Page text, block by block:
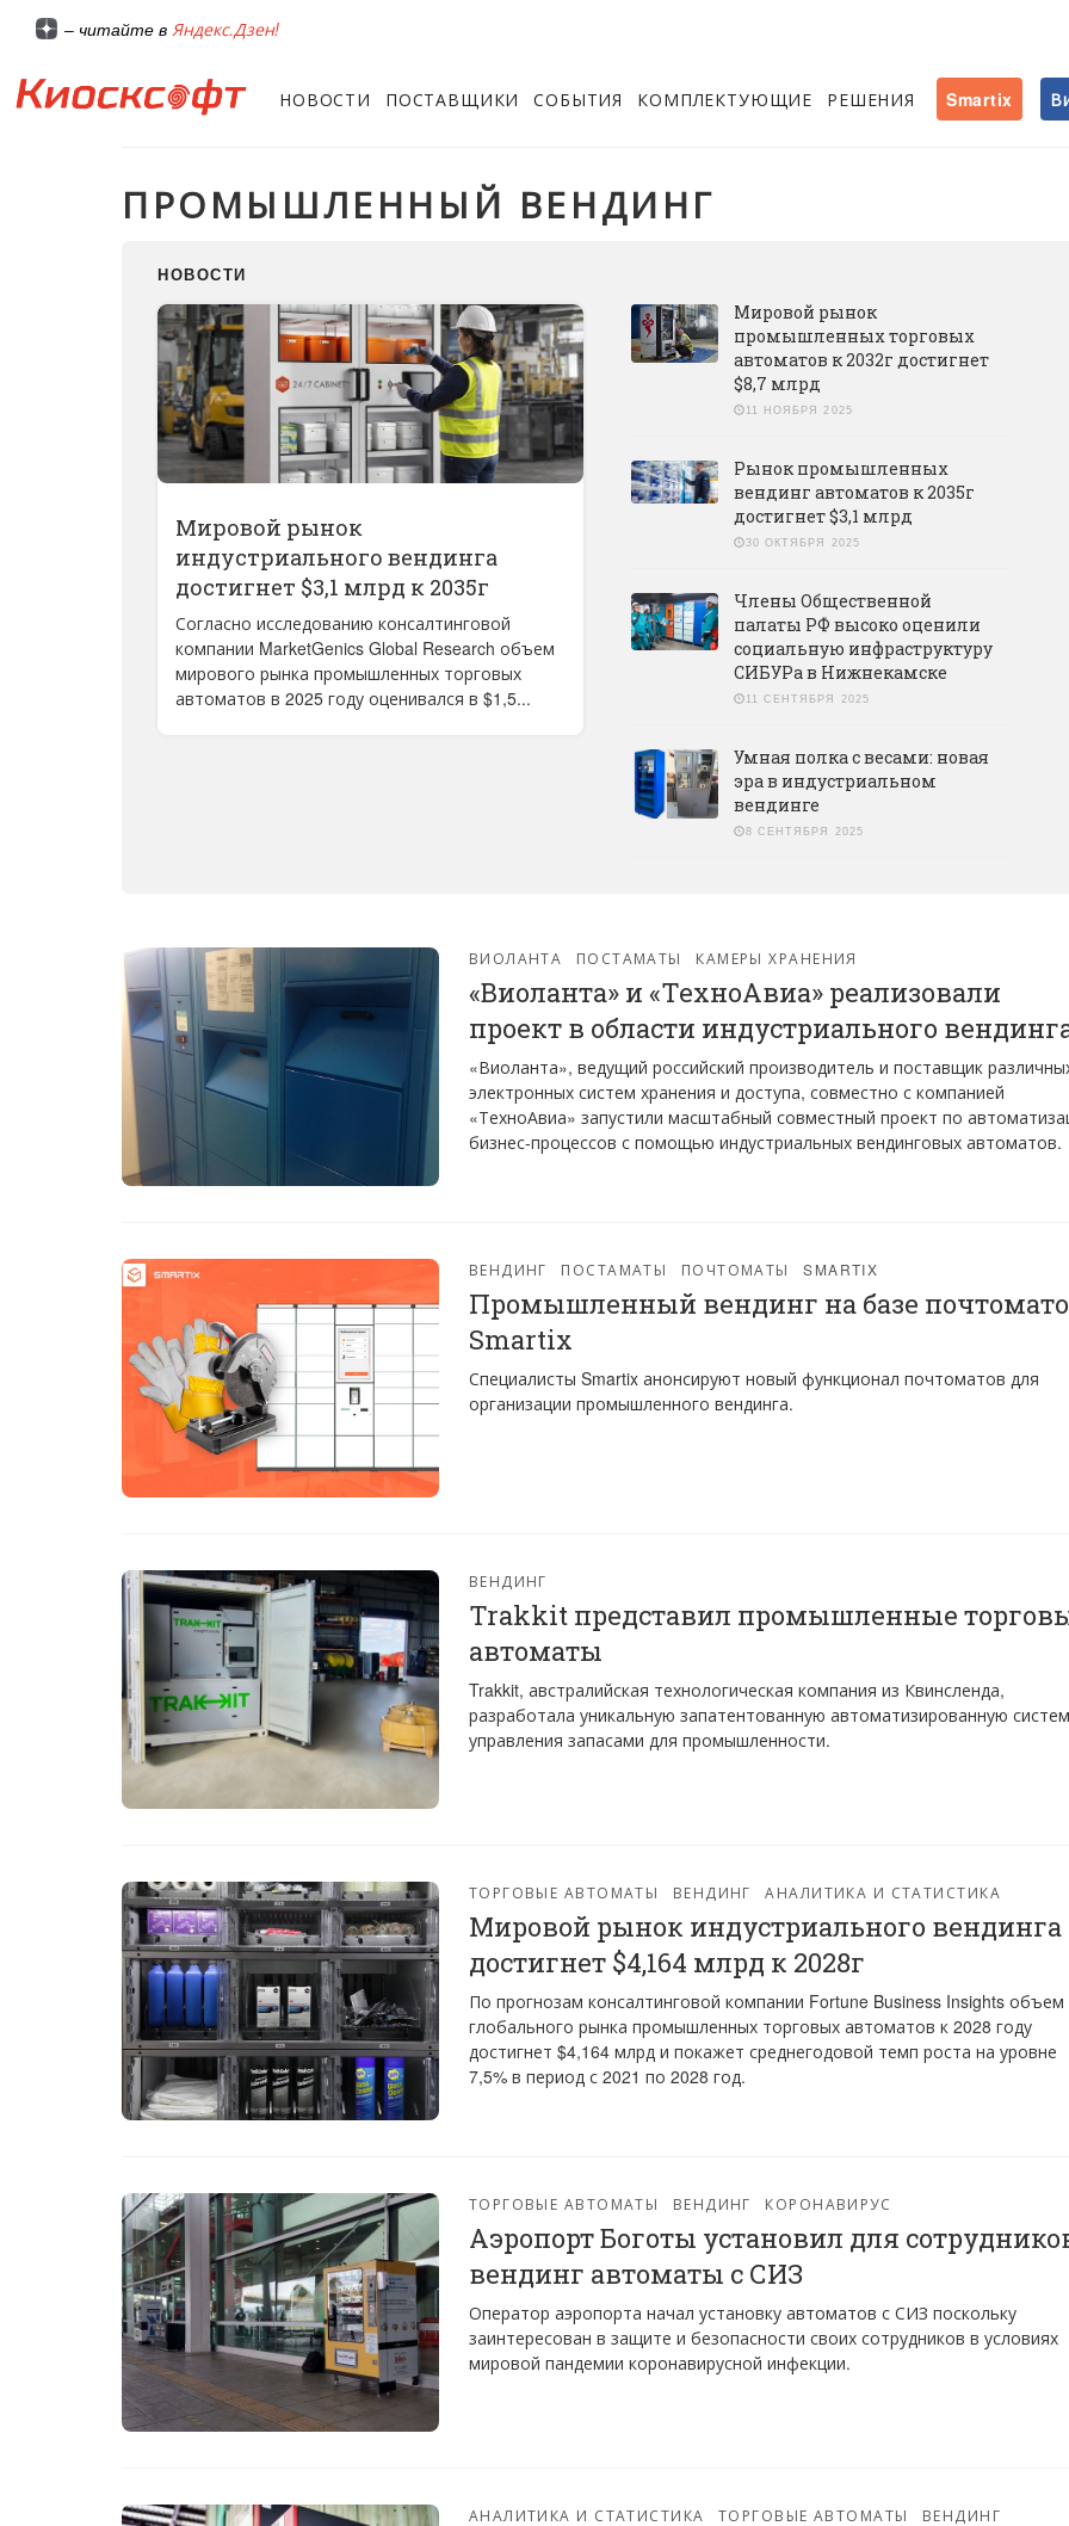
– читайте в Яндекс.Дзен!
НОВОСТИ ПОСТАВЩИКИ СОБЫТИЯ КОМПЛЕКТУЮЩИЕ РЕШЕНИЯ Smartix
ПРОМЫШЛЕННЫЙ ВЕНДИНГ
НОВОСТИ
Мировой рынок
индустриального вендинга
достигнет $3,1 млрд к 2035г
Согласно исследованию консалтинговой
компании MarketGenics Global Research объем
мирового рынка промышленных торговых
автоматов в 2025 году оценивался в $1,5...
Мировой рынок
промышленных торговых
автоматов к 2032г достигнет
$8,7 млрд
11 НОЯБРЯ 2025
Рынок промышленных
вендинг автоматов к 2035г
достигнет $3,1 млрд
30 ОКТЯБРЯ 2025
Члены Общественной
палаты РФ высоко оценили
социальную инфраструктуру
СИБУРа в Нижнекамске
11 СЕНТЯБРЯ 2025
Умная полка с весами: новая
эра в индустриальном
вендинге
8 СЕНТЯБРЯ 2025
ВИОЛАНТА ПОСТАМАТЫ КАМЕРЫ ХРАНЕНИЯ
«Виоланта» и «ТехноАвиа» реализовали
проект в области индустриального
«Виоланта», ведущий российский производитель и поставщик
электронных систем хранения и доступа, совместно с компанией
«ТехноАвиа» запустили масштабный совместный проект по
бизнес-процессов с помощью индустриальных вендинговых автоматов.
ВЕНДИНГ ПОСТАМАТЫ ПОЧТОМАТЫ SMARTIX
Промышленный вендинг на базе
Smartix
Специалисты Smartix анонсируют новый функционал почтоматов для
организации промышленного вендинга.
ВЕНДИНГ
Trakkit представил промышленные
автоматы
Trakkit, австралийская технологическая компания из Квинсленда,
разработала уникальную запатентованную автоматизированную
управления запасами для промышленности.
ТОРГОВЫЕ АВТОМАТЫ ВЕНДИНГ АНАЛИТИКА И СТАТИСТИКА
Мировой рынок индустриального вендинга
достигнет $4,164 млрд к 2028г
По прогнозам консалтинговой компании Fortune Business Insights объем
глобального рынка промышленных торговых автоматов к 2028 году
достигнет $4,164 млрд и покажет среднегодовой темп роста на уровне
7,5% в период с 2021 по 2028 год.
ТОРГОВЫЕ АВТОМАТЫ ВЕНДИНГ КОРОНАВИРУС
Аэропорт Боготы установил для
вендинг автоматы с СИЗ
Оператор аэропорта начал установку автоматов с СИЗ поскольку
заинтересован в защите и безопасности своих сотрудников в условиях
мировой пандемии коронавирусной инфекции.
АНАЛИТИКА И СТАТИСТИКА ТОРГОВЫЕ АВТОМАТЫ ВЕНДИНГ